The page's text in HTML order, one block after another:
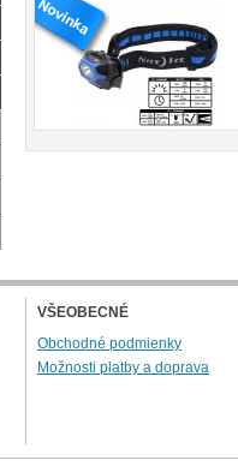
VŠEOBECNÉ
Obchodné podmienky
Možnosti platby a doprava